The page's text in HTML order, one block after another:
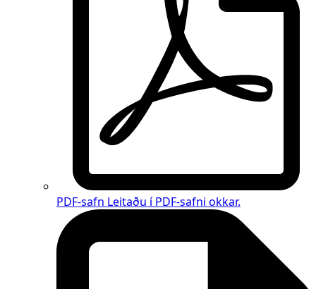
PDF-safn Leitaðu í PDF-safni okkar.